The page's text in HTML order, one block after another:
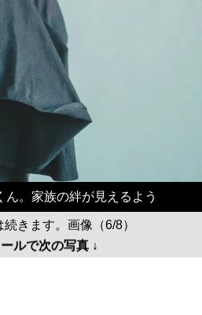
ん。家族の絆が見えるよう
きます。画像（6/8）
ルで次の写真 ↓